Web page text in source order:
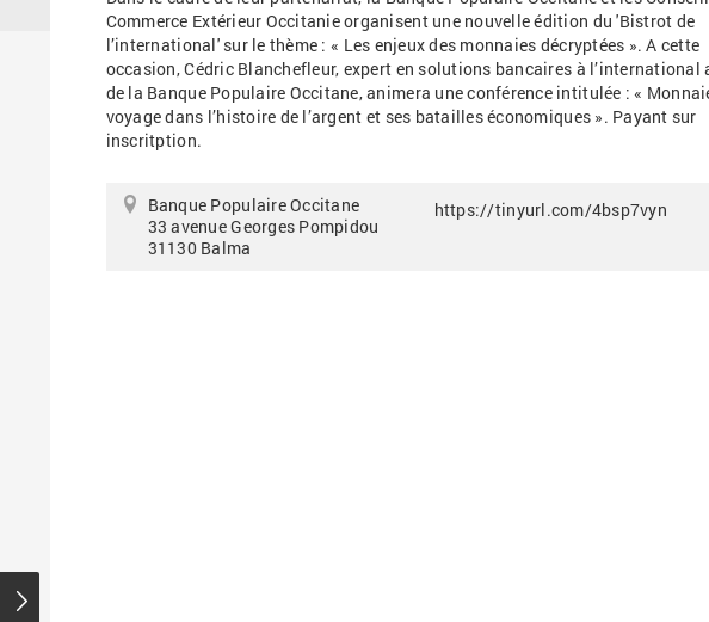
Commerce Extérieur Occitanie organisent une nouvelle édition du 'Bistrot de
l’international' sur le thème : « Les enjeux des monnaies décryptées ». A cette
occasion, Cédric Blanchefleur, expert en solutions bancaires à l’international
de la Banque Populaire Occitane, animera une conférence intitulée : «
voyage dans l’histoire de l’argent et ses batailles économiques ». Payant sur
inscritption.
Banque Populaire Occitane
33 avenue Georges Pompidou
31130 Balma
https://tinyurl.com/4bsp7vyn